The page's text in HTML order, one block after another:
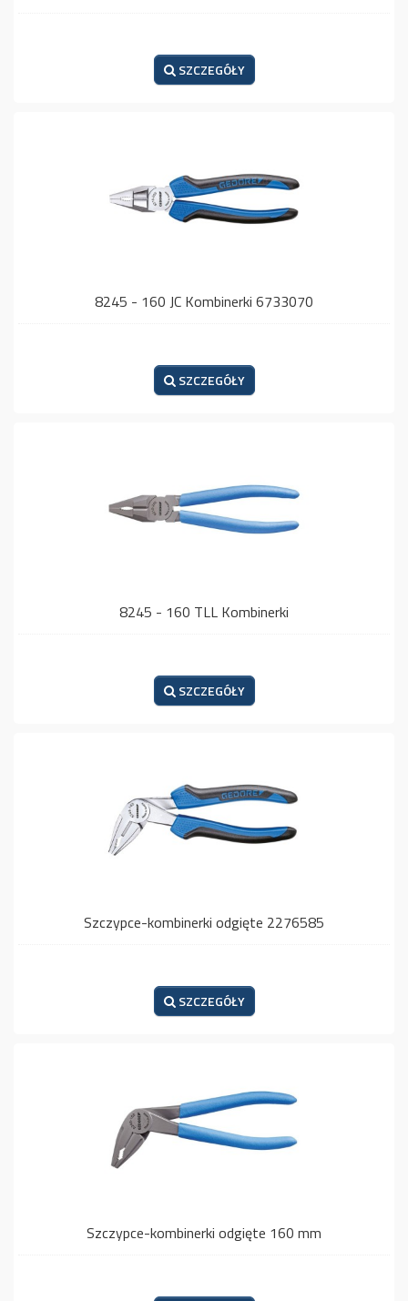
SZCZEGÓŁY
8245 - 160 JC Kombinerki 6733070
SZCZEGÓŁY
8245 - 160 TLL Kombinerki
SZCZEGÓŁY
Szczypce-kombinerki odgięte 2276585
SZCZEGÓŁY
Szczypce-kombinerki odgięte 160 mm